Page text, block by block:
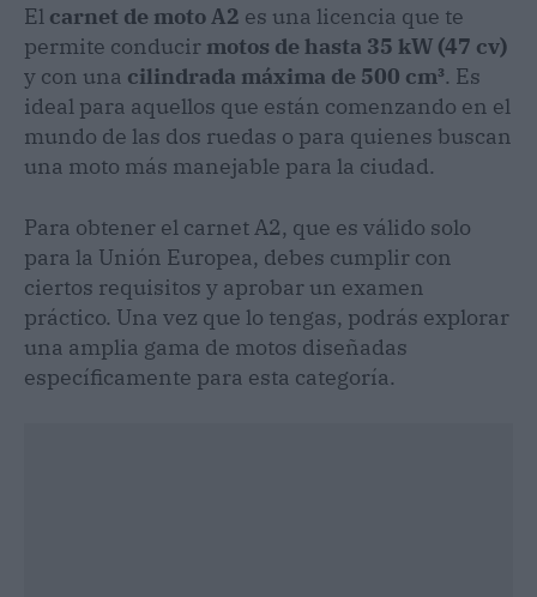
El carnet de moto A2 es una licencia que te
permite conducir motos de hasta 35 kW (47 cv)
y con una cilindrada máxima de 500 cm³. Es
ideal para aquellos que están comenzando en el
mundo de las dos ruedas o para quienes buscan
una moto más manejable para la ciudad.
Para obtener el carnet A2, que es válido solo
para la Unión Europea, debes cumplir con
ciertos requisitos y aprobar un examen
práctico. Una vez que lo tengas, podrás explorar
una amplia gama de motos diseñadas
específicamente para esta categoría.